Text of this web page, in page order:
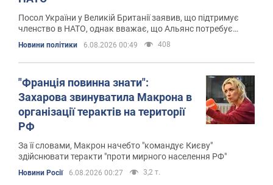
Посол України у Великій Британії заявив, що підтримує
членство в НАТО, однак вважає, що Альянс потребує
трансформації
Новини політики 6.08.2026 00:49 408
"Франція повинна знати":
Захарова звинуватила Макрона в
організації терактів на території
РФ
За її словами, Макрон начебто "командує Києву"
здійснювати теракти "проти мирного населення РФ"
Новини Росії 6.08.2026 00:27 3,2 т.